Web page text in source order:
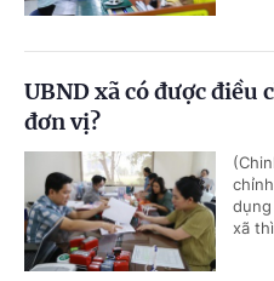
UBND xã có được điều
đơn vị?
xã